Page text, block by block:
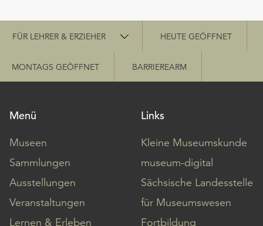
Schnellzugriff
FÜR LEHRER & ERZIEHER HEUTE GEÖFFNET
MONTAGS GEÖFFNET BARRIEREARM
Menü
Museen
Sammlungen
Ausstellungen
Veranstaltungen
Lernen & Erleben
Links
Kleine Museumskunde
museum-digital
Sächsische Landesstelle
für Museumswesen
Fortbildung